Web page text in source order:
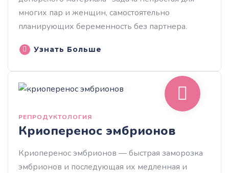
многих пар и женщин, самостоятельно
планирующих беременность без партнера.
Узнать Больше
РЕПРОДУКТОЛОГИЯ
Криоперенос эмбрионов
Криоперенос эмбрионов — быстрая заморозка
эмбрионов и последующая их медленная и